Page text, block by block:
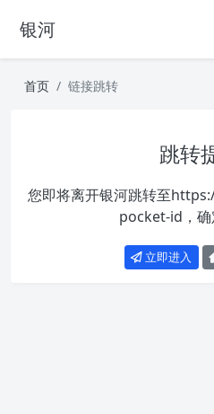
银河
首页 链接跳转
跳转
您即将离开银河跳转至
pocket-id ，
立即进入